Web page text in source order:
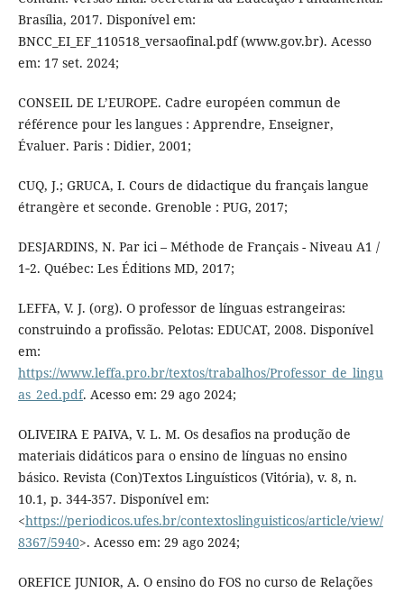
Brasília, 2017. Disponível em:
BNCC_EI_EF_110518_versaofinal.pdf (www.gov.br). Acesso
em: 17 set. 2024;
CONSEIL DE L’EUROPE. Cadre européen commun de
référence pour les langues : Apprendre, Enseigner,
Évaluer. Paris : Didier, 2001;
CUQ, J.; GRUCA, I. Cours de didactique du français langue
étrangère et seconde. Grenoble : PUG, 2017;
DESJARDINS, N. Par ici – Méthode de Français - Niveau A1 /
1‑2. Québec: Les Éditions MD, 2017;
LEFFA, V. J. (org). O professor de línguas estrangeiras:
construindo a profissão. Pelotas: EDUCAT, 2008. Disponível
em:
https://www.leffa.pro.br/textos/trabalhos/Professor_de_lingu
as_2ed.pdf. Acesso em: 29 ago 2024;
OLIVEIRA E PAIVA, V. L. M. Os desafios na produção de
materiais didáticos para o ensino de línguas no ensino
básico. Revista (Con)Textos Linguísticos (Vitória), v. 8, n.
10.1, p. 344-357. Disponível em:
<https://periodicos.ufes.br/contextoslinguisticos/article/view/
8367/5940>. Acesso em: 29 ago 2024;
OREFICE JUNIOR, A. O ensino do FOS no curso de Relações